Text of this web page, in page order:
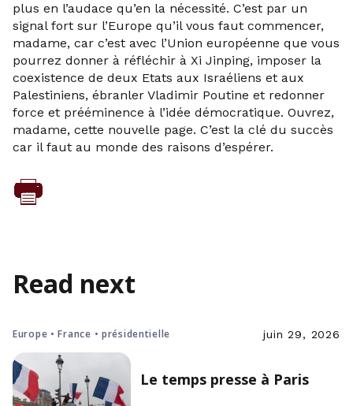
plus en l’audace qu’en la nécessité. C’est par un
signal fort sur l’Europe qu’il vous faut commencer,
madame, car c’est avec l’Union européenne que vous
pourrez donner à réfléchir à Xi Jinping, imposer la
coexistence de deux Etats aux Israéliens et aux
Palestiniens, ébranler Vladimir Poutine et redonner
force et prééminence à l’idée démocratique. Ouvrez,
madame, cette nouvelle page. C’est la clé du succès
car il faut au monde des raisons d’espérer.
Read next
Europe • France • présidentielle juin 29, 2026
Le temps presse à Paris